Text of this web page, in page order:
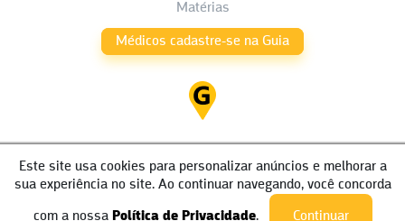
Matérias
Médicos cadastre-se na Guia
Este site usa cookies para personalizar anúncios e melhorar a
sua experiência no site. Ao continuar navegando, você concorda
com a nossa Política de Privacidade. Continuar